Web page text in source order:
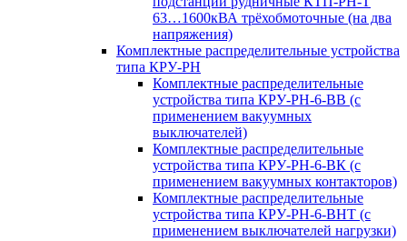
63…1600кВА трёхобмоточные (на два
напряжения)
Комплектные распределительные устройства
типа КРУ-РН
Комплектные распределительные
устройства типа КРУ-РН-6-ВВ (с
применением вакуумных
выключателей)
Комплектные распределительные
устройства типа КРУ-РН-6-ВК (с
применением вакуумных контакторов)
Комплектные распределительные
устройства типа КРУ-РН-6-ВНТ (с
применением выключателей нагрузки)